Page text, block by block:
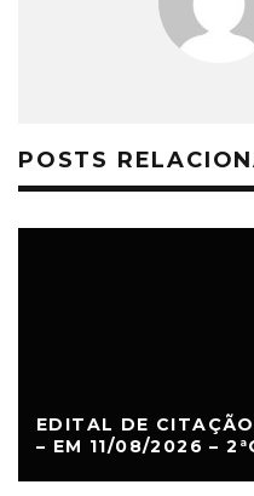
POSTS
EDITAL DE
– EM 11/08/2026 –